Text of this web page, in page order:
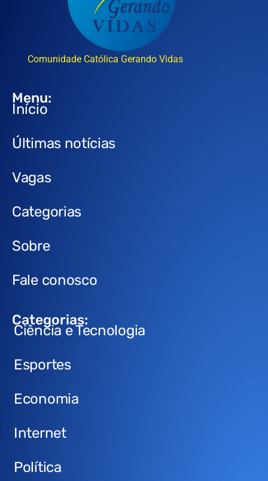
Comunidade Católica Gerando Vidas
Menu:
Início
Últimas notícias
Vagas
Categorias
Sobre
Fale conosco
Categorias:
Ciência e Tecnologia
Esportes
Economia
Internet
Política